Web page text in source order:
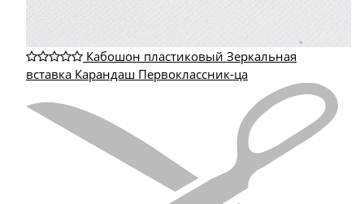
Кабошон пластиковый Зеркальная
вставка Карандаш Первоклассник-ца